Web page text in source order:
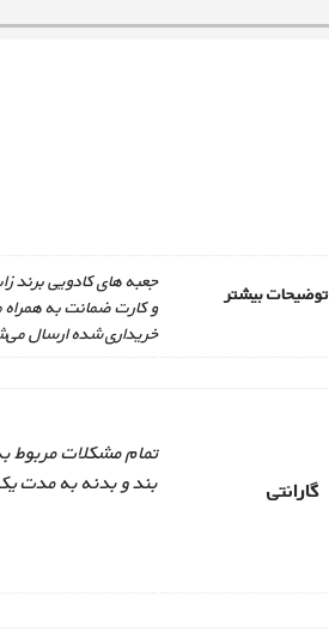
توضیحات بیشتر
جعبه های کادویی برند
و کارت ضمانت به
خریداری شده ارسال
گارانتی
تمام مشکلات مربوط
بند و بدنه به مدت